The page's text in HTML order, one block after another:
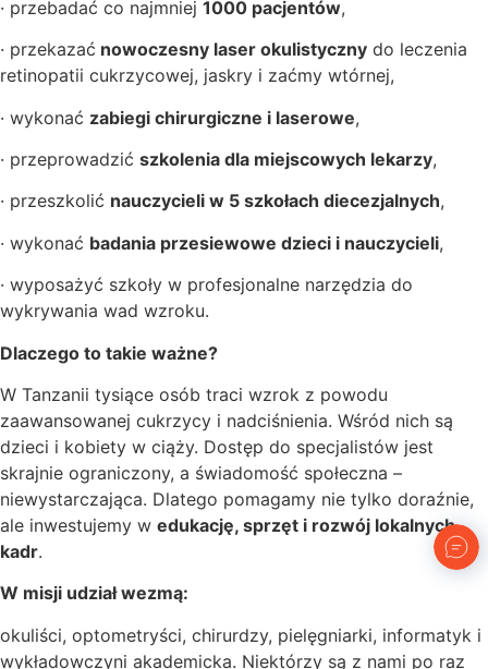
· przebadać co najmniej 1000 pacjentów,
· przekazać nowoczesny laser okulistyczny do leczenia
retinopatii cukrzycowej, jaskry i zaćmy wtórnej,
· wykonać zabiegi chirurgiczne i laserowe,
· przeprowadzić szkolenia dla miejscowych lekarzy,
· przeszkolić nauczycieli w 5 szkołach diecezjalnych,
· wykonać badania przesiewowe dzieci i nauczycieli,
· wyposażyć szkoły w profesjonalne narzędzia do
wykrywania wad wzroku.
Dlaczego to takie ważne?
W Tanzanii tysiące osób traci wzrok z powodu
zaawansowanej cukrzycy i nadciśnienia. Wśród nich są
dzieci i kobiety w ciąży. Dostęp do specjalistów jest
skrajnie ograniczony, a świadomość społeczna –
niewystarczająca. Dlatego pomagamy nie tylko doraźnie,
ale inwestujemy w edukację, sprzęt i rozwój lokalnych
kadr.
W misji udział wezmą:
okuliści, optometryści, chirurdzy, pielęgniarki, informatyk i
wykładowczyni akademicka. Niektórzy są z nami po raz